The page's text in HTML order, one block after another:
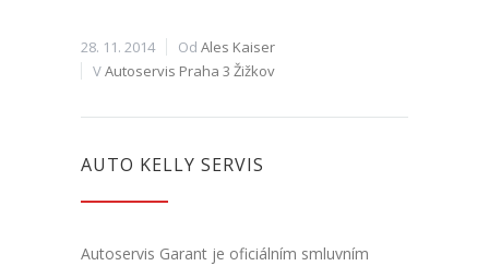
28. 11. 2014 Od Ales Kaiser
VAutoservis Praha 3 Žižkov
AUTO KELLY SERVIS
Autoservis Garant je oficiálním smluvním